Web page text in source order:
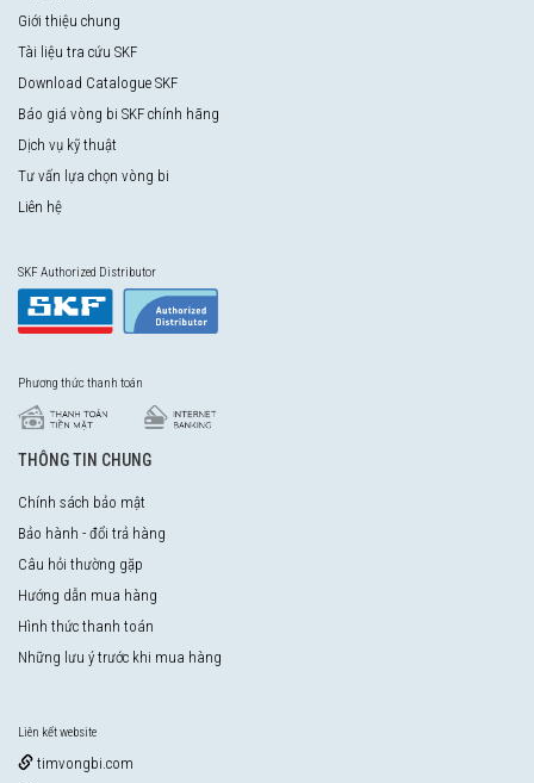
Giới thiệu chung
Tài liệu tra cứu SKF
Download Catalogue SKF
Báo giá vòng bi SKF chính hãng
Dịch vụ kỹ thuật
Tư vấn lựa chọn vòng bi
Liên hệ
SKF Authorized Distributor
Phương thức thanh toán
THÔNG TIN CHUNG
Chính sách bảo mật
Bảo hành - đổi trả hàng
Câu hỏi thường gặp
Hướng dẫn mua hàng
Hình thức thanh toán
Những lưu ý trước khi mua hàng
Liên kết website
timvongbi.com